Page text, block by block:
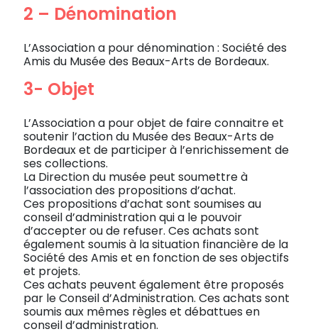
2 – Dénomination
L’Association a pour dénomination : Société des
Amis du Musée des Beaux-Arts de Bordeaux.
3- Objet
L’Association a pour objet de faire connaitre et
soutenir l’action du Musée des Beaux-Arts de
Bordeaux et de participer à l’enrichissement de
ses collections.
La Direction du musée peut soumettre à
l’association des propositions d’achat.
Ces propositions d’achat sont soumises au
conseil d’administration qui a le pouvoir
d’accepter ou de refuser. Ces achats sont
également soumis à la situation financière de la
Société des Amis et en fonction de ses objectifs
et projets.
Ces achats peuvent également être proposés
par le Conseil d’Administration. Ces achats sont
soumis aux mêmes règles et débattues en
conseil d’administration.